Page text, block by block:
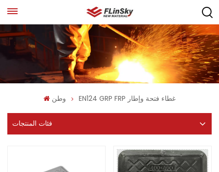
وطن EN124 GRP FRP غطاء فتحة وإطار
فئات المنتجات